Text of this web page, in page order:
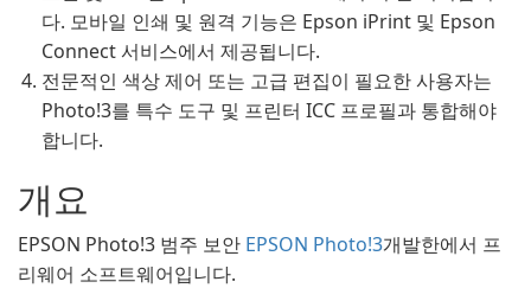
다. 모바일 인쇄 및 원격 기능은 Epson iPrint 및 Epson
Connect 서비스에서 제공됩니다.
전문적인 색상 제어 또는 고급 편집이 필요한 사용자는
Photo!3를 특수 도구 및 프린터 ICC 프로필과 통합해야
합니다.
개요
EPSON Photo!3 범주 보안 EPSON Photo!3개발한에서 프
리웨어 소프트웨어입니다.